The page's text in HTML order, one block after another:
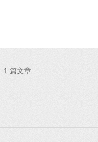
1 篇文章